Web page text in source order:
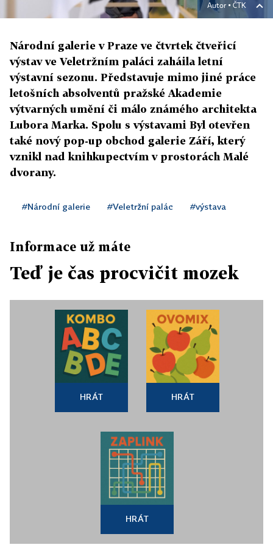
Autor ▪ ČTK
Národní galerie v Praze ve čtvrtek čtveřicí
výstav ve Veletržním paláci zaháila letní
výstavní sezonu. Představuje mimo jiné práce
letošních absolventů pražské Akademie
výtvarných umění či málo známého architekta
Lubora Marka. Spolu s výstavami Byl otevřen
také nový pop-up obchod galerie Září, který
vznikl nad knihkupectvím v prostorách Malé
dvorany.
#Národní galerie #Veletržní palác #výstava
Informace už máte
Teď je čas procvičit mozek
HRÁT HRÁT
HRÁT